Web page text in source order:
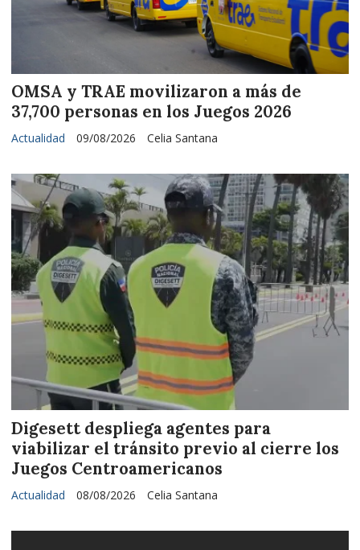
OMSA y TRAE movilizaron a más de
37,700 personas en los Juegos 2026
Celia Santana
Actualidad 09/08/2026
Digesett despliega agentes para
viabilizar el tránsito previo al cierre los
Juegos Centroamericanos
Celia Santana
Actualidad 08/08/2026